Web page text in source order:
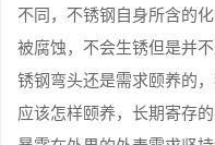
不同，不锈钢自身所含的
被腐蚀，不会生锈但是并
锈钢弯头还是需求颐养的
应该怎样颐养，长期寄存